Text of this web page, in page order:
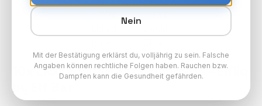
10x Liquid Blue Razz Lemonade - Elfliq
by Elf Bar
Nein
Mit der Bestätigung erklärst du, volljährig zu sein. Falsche
Angaben können rechtliche Folgen haben. Rauchen bzw.
Dampfen kann die Gesundheit gefährden.